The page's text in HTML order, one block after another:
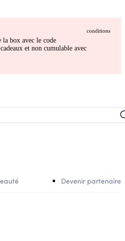
conditions
la box avec le code
et non cumulable avec
Devenir partenaire